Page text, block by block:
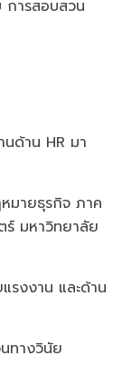
ารสอบสวน
HR มา
รกิจ ภาค
ร์ มหาวิทยาลัย
น และด้าน
งวินัย